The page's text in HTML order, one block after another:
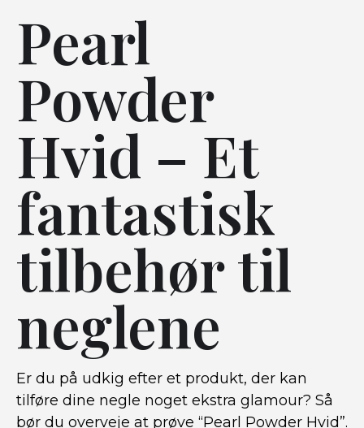
Pearl
Powder
Hvid – Et
fantastisk
tilbehør til
neglene
Er du på udkig efter et produkt, der kan
tilføre dine negle noget ekstra glamour? Så
bør du overveje at prøve “Pearl Powder Hvid”.